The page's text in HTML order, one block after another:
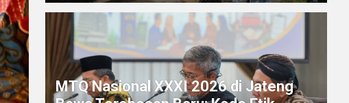
MTQ Nasional XXXI 2026 di Jateng